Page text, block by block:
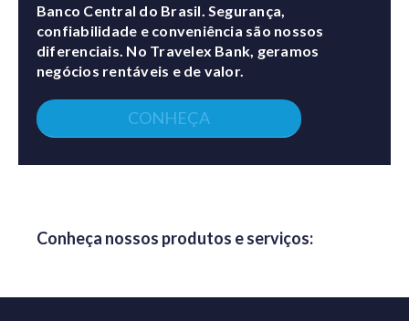
Banco Central do Brasil. Segurança,
confiabilidade e conveniência são nossos
diferenciais. No Travelex Bank, geramos
negócios rentáveis e de valor.
CONHEÇA
Conheça nossos produtos e serviços: